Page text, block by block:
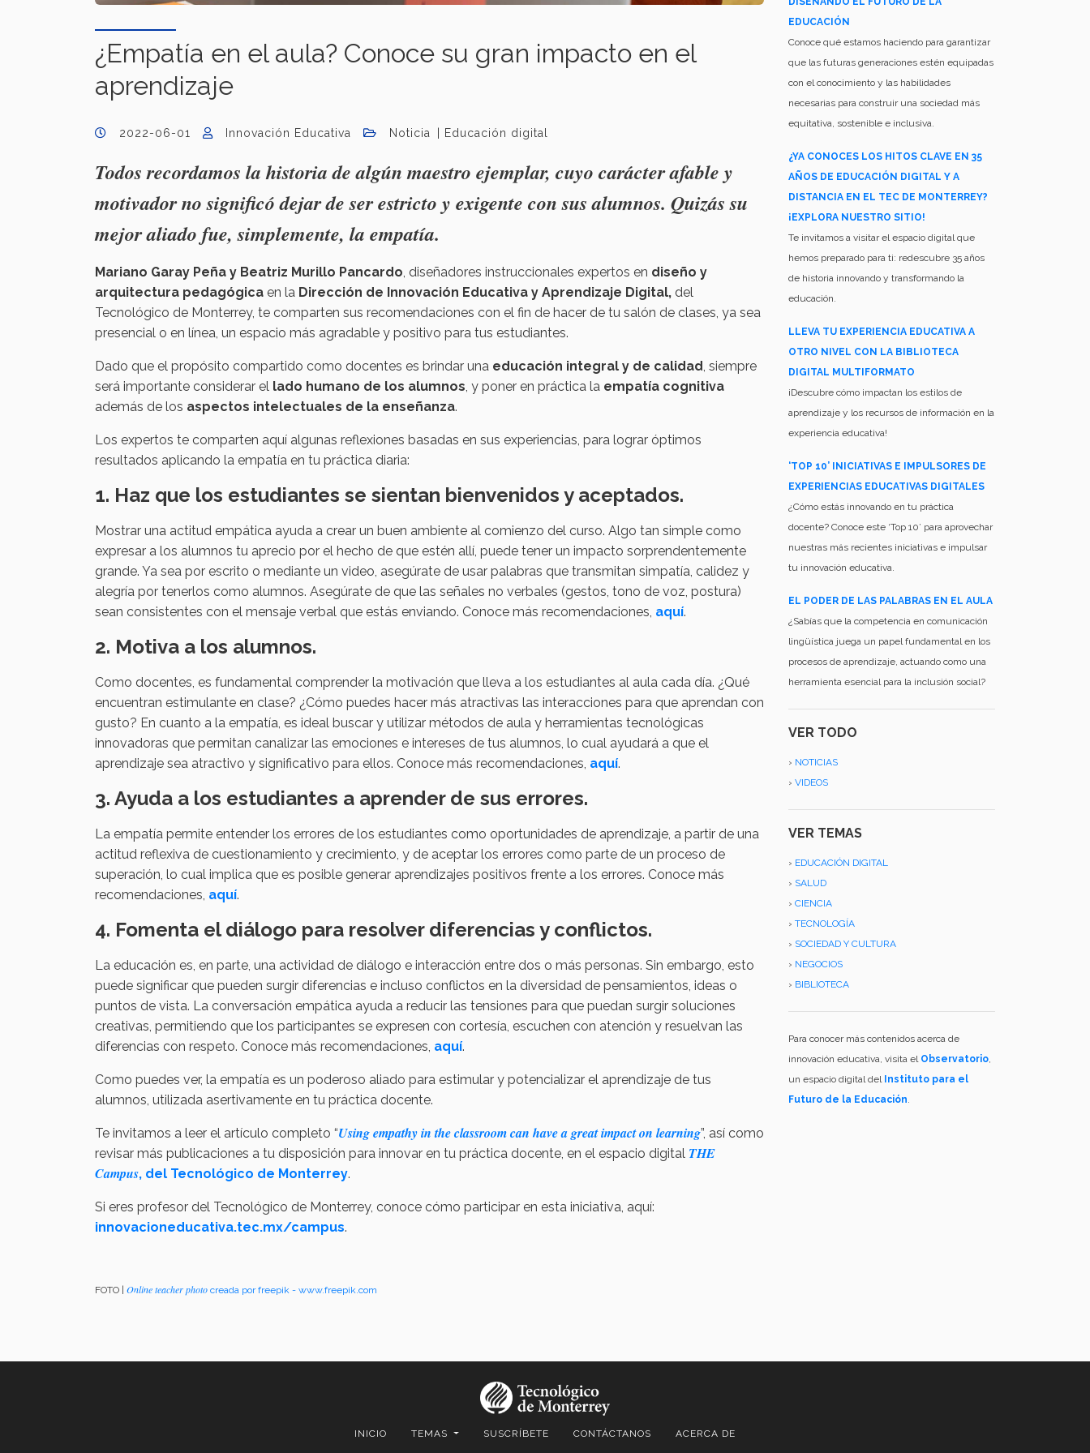
¿Empatía en el aula? Conoce su gran impacto en el
aprendizaje
2022-06-01 Innovación Educativa Noticia Educación digital
Todos recordamos la historia de algún maestro ejemplar, cuyo carácter afable y
motivador no significó dejar de ser estricto y exigente con sus alumnos. Quizás su
mejor aliado fue, simplemente, la empatía.
Mariano Garay Peña y Beatriz Murillo Pancardo , diseñadores instruccionales expertos en diseño y
arquitectura pedagógica en la Dirección de Innovación Educativa y Aprendizaje Digital, del
Tecnológico de Monterrey, te comparten sus recomendaciones con el fin de hacer de tu salón de clases, ya sea
presencial o en línea, un espacio más agradable y positivo para tus estudiantes.
Dado que el propósito compartido como docentes es brindar una educación integral y de calidad , siempre
será importante considerar el lado humano de los alumnos , y poner en práctica la empatía cognitiva
además de los aspectos intelectuales de la enseñanza.
Los expertos te comparten aquí algunas reflexiones basadas en sus experiencias, para lograr óptimos
resultados aplicando la empatía en tu práctica diaria:
1. Haz que los estudiantes se sientan bienvenidos y aceptados.
Mostrar una actitud empática ayuda a crear un buen ambiente al comienzo del curso. Algo tan simple como
expresar a los alumnos tu aprecio por el hecho de que estén allí, puede tener un impacto sorprendentemente
grande. Ya sea por escrito o mediante un video, asegúrate de usar palabras que transmitan simpatía, calidez y
alegría por tenerlos como alumnos. Asegúrate de que las señales no verbales (gestos, tono de voz, postura)
sean consistentes con el mensaje verbal que estás enviando. Conoce más recomendaciones, aquí.
2. Motiva a los alumnos.
Como docentes, es fundamental comprender la motivación que lleva a los estudiantes al aula cada día. ¿Qué
encuentran estimulante en clase? ¿Cómo puedes hacer más atractivas las interacciones para que aprendan con
gusto? En cuanto a la empatía, es ideal buscar y utilizar métodos de aula y herramientas tecnológicas
innovadoras que permitan canalizar las emociones e intereses de tus alumnos, lo cual ayudará a que el
aprendizaje sea atractivo y significativo para ellos. Conoce más recomendaciones, aquí.
3. Ayuda a los estudiantes a aprender de sus errores.
La empatía permite entender los errores de los estudiantes como oportunidades de aprendizaje, a partir de una
actitud reflexiva de cuestionamiento y crecimiento, y de aceptar los errores como parte de un proceso de
superación, lo cual implica que es posible generar aprendizajes positivos frente a los errores. Conoce más
recomendaciones, aquí.
4. Fomenta el diálogo para resolver diferencias y conflictos.
La educación es, en parte, una actividad de diálogo e interacción entre dos o más personas. Sin embargo, esto
puede significar que pueden surgir diferencias e incluso conflictos en la diversidad de pensamientos, ideas o
puntos de vista. La conversación empática ayuda a reducir las tensiones para que puedan surgir soluciones
creativas, permitiendo que los participantes se expresen con cortesía, escuchen con atención y resuelvan las
diferencias con respeto. Conoce más recomendaciones, aquí.
Como puedes ver, la empatía es un poderoso aliado para estimular y potencializar el aprendizaje de tus
alumnos, utilizada asertivamente en tu práctica docente.
Te invitamos a leer el artículo completo “Using empathy in the classroom can have a great impact on learning”, así como
revisar más publicaciones a tu disposición para innovar en tu práctica docente, en el espacio digital THE
Campus, del Tecnológico de Monterrey.
Si eres profesor del Tecnológico de Monterrey, conoce cómo participar en esta iniciativa, aquí:
innovacioneducativa.tec.mx/campus.
FOTO | Online teacher photo creada por freepik - www.freepik.com
EDUCACIÓN
Conoce qué estamos haciendo para garantizar
que las futuras generaciones estén equipadas
con el conocimiento y las habilidades
necesarias para construir una sociedad más
equitativa, sostenible e inclusiva.
¿YA CONOCES LOS HITOS CLAVE EN 35
AÑOS DE EDUCACIÓN DIGITAL Y A
DISTANCIA EN EL TEC DE MONTERREY?
¡EXPLORA NUESTRO SITIO!
Te invitamos a visitar el espacio digital que
hemos preparado para ti: redescubre 35 años
de historia innovando y transformando la
educación.
LLEVA TU EXPERIENCIA EDUCATIVA A
OTRO NIVEL CON LA BIBLIOTECA
DIGITAL MULTIFORMATO
¡Descubre cómo impactan los estilos de
aprendizaje y los recursos de información en la
experiencia educativa!
‘TOP 10’ INICIATIVAS E IMPULSORES DE
EXPERIENCIAS EDUCATIVAS DIGITALES
¿Cómo estás innovando en tu práctica
docente? Conoce este ‘Top 10’ para aprovechar
nuestras más recientes iniciativas e impulsar
tu innovación educativa.
EL PODER DE LAS PALABRAS EN EL AULA
¿Sabías que la competencia en comunicación
lingüística juega un papel fundamental en los
procesos de aprendizaje, actuando como una
herramienta esencial para la inclusión social?
VER TODO
› NOTICIAS
› VIDEOS
VER TEMAS
› EDUCACIÓN DIGITAL
› SALUD
› CIENCIA
› TECNOLOGÍA
› SOCIEDAD Y CULTURA
› NEGOCIOS
› BIBLIOTECA
Para conocer más contenidos acerca de
innovación educativa, visita el Observatorio,
un espacio digital del Instituto para el
Futuro de la Educación.
INICIO TEMAS SUSCRÍBETE CONTÁCTANOS ACERCA DE